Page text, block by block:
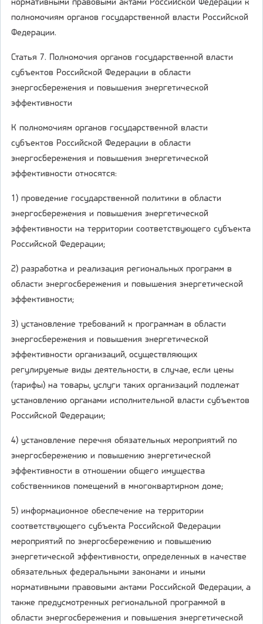
нормативными правовыми актами Российской Федерации к
полномочиям органов государственной власти Российской
Федерации.
Статья 7. Полномочия органов государственной власти
субъектов Российской Федерации в области
энергосбережения и повышения энергетической
эффективности
К полномочиям органов государственной власти
субъектов Российской Федерации в области
энергосбережения и повышения энергетической
эффективности относятся:
1) проведение государственной политики в области
энергосбережения и повышения энергетической
эффективности на территории соответствующего субъекта
Российской Федерации;
2) разработка и реализация региональных программ в
области энергосбережения и повышения энергетической
эффективности;
3) установление требований к программам в области
энергосбережения и повышения энергетической
эффективности организаций, осуществляющих
регулируемые виды деятельности, в случае, если цены
(тарифы) на товары, услуги таких организаций подлежат
установлению органами исполнительной власти субъектов
Российской Федерации;
4) установление перечня обязательных мероприятий по
энергосбережению и повышению энергетической
эффективности в отношении общего имущества
собственников помещений в многоквартирном доме;
5) информационное обеспечение на территории
соответствующего субъекта Российской Федерации
мероприятий по энергосбережению и повышению
энергетической эффективности, определенных в качестве
обязательных федеральными законами и иными
нормативными правовыми актами Российской Федерации, а
также предусмотренных региональной программой в
области энергосбережения и повышения энергетической